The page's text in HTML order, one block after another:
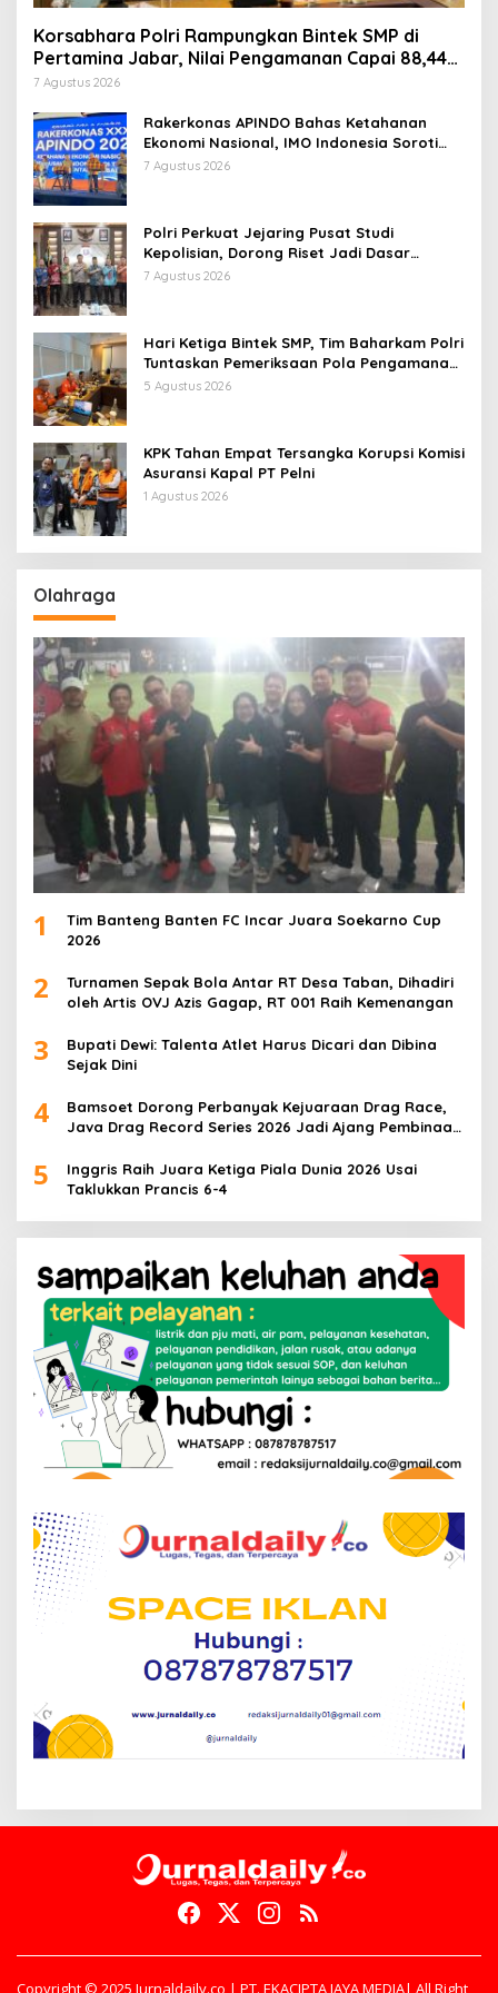
Korsabhara Polri Rampungkan Bintek SMP di
Pertamina Jabar, Nilai Pengamanan Capai 88,44
Persen
7 Agustus 2026
Rakerkonas APINDO Bahas Ketahanan
Ekonomi Nasional, IMO Indonesia Soroti
Pentingnya Kolaborasi Lintas Sektor
7 Agustus 2026
Polri Perkuat Jejaring Pusat Studi
Kepolisian, Dorong Riset Jadi Dasar
Kebijakan dan Inovasi
7 Agustus 2026
Hari Ketiga Bintek SMP, Tim Baharkam Polri
Tuntaskan Pemeriksaan Pola Pengamanan
Pertamina Patra Niaga Jabar
5 Agustus 2026
KPK Tahan Empat Tersangka Korupsi Komisi
Asuransi Kapal PT Pelni
1 Agustus 2026
Olahraga
1
Tim Banteng Banten FC Incar Juara Soekarno Cup
2026
2
Turnamen Sepak Bola Antar RT Desa Taban, Dihadiri
oleh Artis OVJ Azis Gagap, RT 001 Raih Kemenangan
3
Bupati Dewi: Talenta Atlet Harus Dicari dan Dibina
Sejak Dini
4
Bamsoet Dorong Perbanyak Kejuaraan Drag Race,
Java Drag Record Series 2026 Jadi Ajang Pembinaan
5
Inggris Raih Juara Ketiga Piala Dunia 2026 Usai
Taklukkan Prancis 6-4
Copyright © 2025 Jurnaldaily.co | PT. EKACIPTA JAYA MEDIA| All Right